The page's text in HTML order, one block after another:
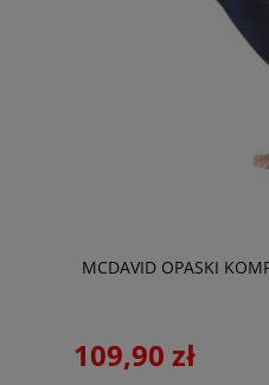
MCDAVID OPASKI
109,90 zł